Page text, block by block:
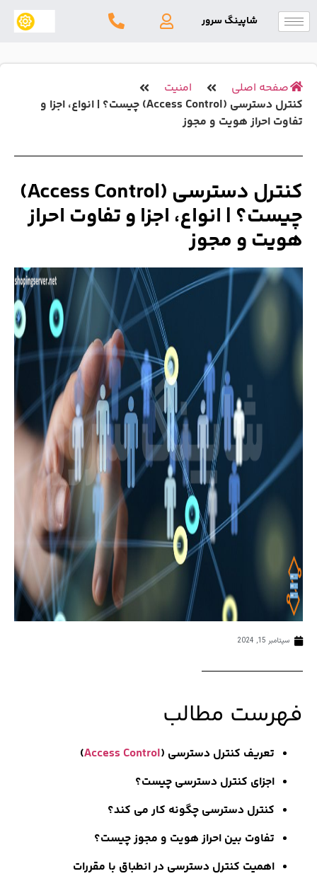
شاپینگ سرور
اصلی
امنیت
کنترل دسترسی (Access Control) چیست؟ | انواع، اجزا و
هویت و مجوز
کنترل دسترسی (Access Control)
| انواع، اجزا و تفاوت احراز
و مجوز
مطالب
کنترل دسترسی (Access Control
)
کنترل دسترسی چیست؟
دسترسی چگونه کار می کند؟
بین احراز هویت و مجوز چیست؟
کنترل دسترسی در انطباق با مقررات